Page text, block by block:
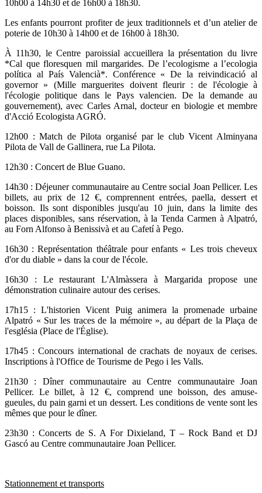
10h00 à 14h30 et de 16h00 à 18h30.
Les enfants pourront profiter de jeux traditionnels et d’un atelier de
poterie de 10h30 à 14h00 et de 16h00 à 18h30.
À 11h30, le Centre paroissial accueillera la présentation du livre
*Cal que floresquen mil margarides. De l’ecologisme a l’ecologia
política al País Valencià*. Conférence « De la reivindicació al
governor » (Mille marguerites doivent fleurir : de l'écologie à
l'écologie politique dans le Pays valencien. De la demande au
gouvernement), avec Carles Arnal, docteur en biologie et membre
d'Acció Ecologista AGRÓ.
12h00 : Match de Pilota organisé par le club Vicent Alminyana
Pilota de Vall de Gallinera, rue La Pilota.
12h30 : Concert de Blue Guano.
14h30 : Déjeuner communautaire au Centre social Joan Pellicer. Les
billets, au prix de 12 €, comprennent entrées, paella, dessert et
boisson. Ils sont disponibles jusqu'au 10 juin, dans la limite des
places disponibles, sans réservation, à la Tenda Carmen à Alpatró,
au Forn Alfonso à Benissivà et au Cafetí à Pego.
16h30 : Représentation théâtrale pour enfants « Les trois cheveux
d'or du diable » dans la cour de l'école.
16h30 : Le restaurant L'Almàssera à Margarida propose une
démonstration culinaire autour des cerises.
17h15 : L'historien Vicent Puig animera la promenade urbaine
Alpatró « Sur les traces de la mémoire », au départ de la Plaça de
l'església (Place de l'Église).
17h45 : Concours international de crachats de noyaux de cerises.
Inscriptions à l'Office de Tourisme de Pego i les Valls.
21h30 : Dîner communautaire au Centre communautaire Joan
Pellicer. Le billet, à 12 €, comprend une boisson, des amuse-
gueules, du pain garni et un dessert. Les conditions de vente sont les
mêmes que pour le dîner.
23h30 : Concerts de S. A For Dixieland, T – Rock Band et DJ
Gascó au Centre communautaire Joan Pellicer.
Stationnement et transports